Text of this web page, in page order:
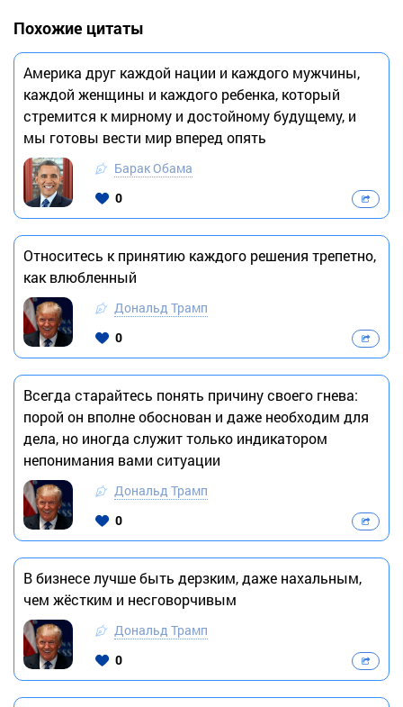
Похожие цитаты
Америка друг каждой нации и каждого мужчины,
каждой женщины и каждого ребенка, который
стремится к мирному и достойному будущему, и
мы готовы вести мир вперед опять
Барак Обама
0
Относитесь к принятию каждого решения трепетно,
как влюбленный
Дональд Трамп
0
Всегда старайтесь понять причину своего гнева:
порой он вполне обоснован и даже необходим для
дела, но иногда служит только индикатором
непонимания вами ситуации
Дональд Трамп
0
В бизнесе лучше быть дерзким, даже нахальным,
чем жёстким и несговорчивым
Дональд Трамп
0